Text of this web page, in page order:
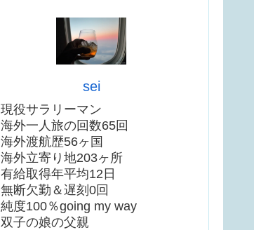
sei
現役サラリーマン
海外一人旅の回数65回
海外渡航歴56ヶ国
海外立寄り地203ヶ所
有給取得年平均12日
無断欠勤＆遅刻0回
純度100％going my way
双子の娘の父親